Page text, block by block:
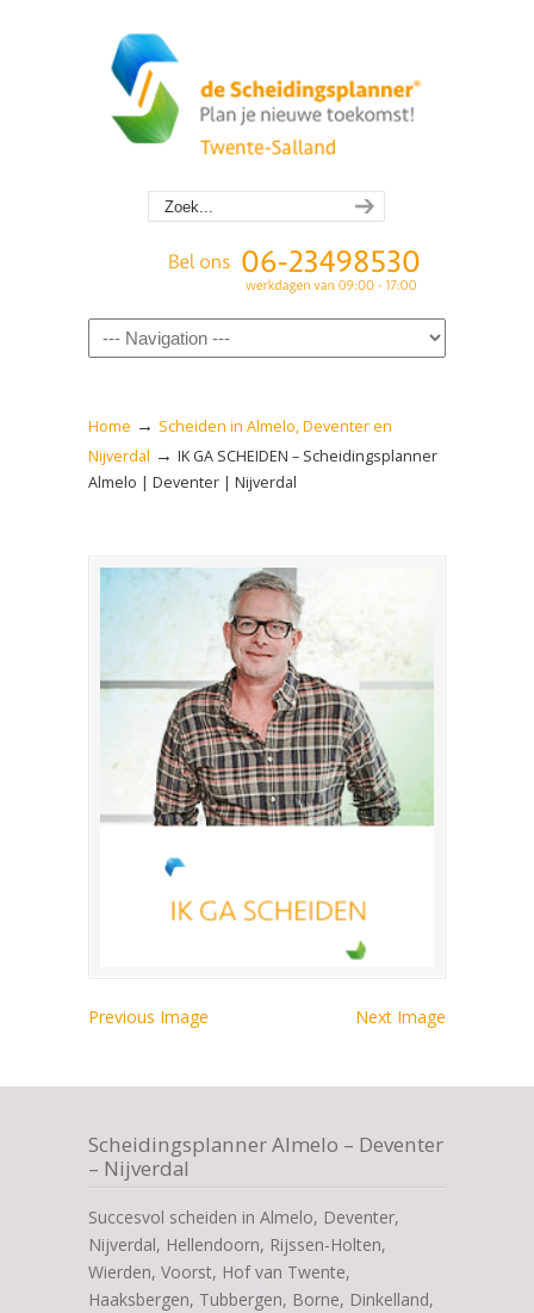
Navigation
Home → Scheiden in Almelo, Deventer en
Nijverdal → IK GA SCHEIDEN – Scheidingsplanner
Almelo | Deventer | Nijverdal
Previous Image Next Image
Scheidingsplanner Almelo – Deventer
– Nijverdal
Succesvol scheiden in Almelo, Deventer,
Nijverdal, Hellendoorn, Rijssen-Holten,
Wierden, Voorst, Hof van Twente,
Haaksbergen, Tubbergen, Borne, Dinkelland,